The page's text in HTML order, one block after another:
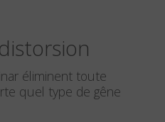
éliminent toute
quel type de gêne